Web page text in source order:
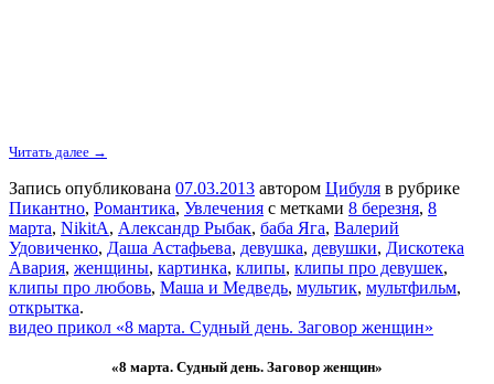
Читать далее →
Запись опубликована 07.03.2013 автором Цибуля в рубрике
Пикантно, Романтика, Увлечения с метками 8 березня, 8
марта, NikitA, Александр Рыбак, баба Яга, Валерий
Удовиченко, Даша Астафьева, девушка, девушки, Дискотека
Авария, женщины, картинка, клипы, клипы про девушек,
клипы про любовь, Маша и Медведь, мультик, мультфильм,
открытка.
видео прикол «8 марта. Судный день. Заговор женщин»
«8 марта. Судный день. Заговор женщин»